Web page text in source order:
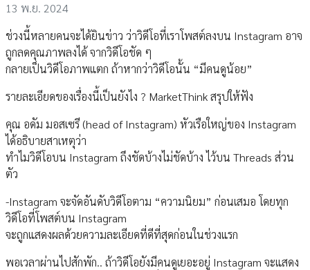
13 พ.ย. 2024
ช่วงนี้หลายคนจะได้ยินข่าว ว่าวิดีโอที่เราโพสต์ลงบน Instagram อาจ
ถูกลดคุณภาพลงได้ จากวิดีโอชัด ๆ
กลายเป็นวิดีโอภาพแตก ถ้าหากว่าวิดีโอนั้น “มีคนดูน้อย”
รายละเอียดของเรื่องนี้เป็นยังไง ? MarketThink สรุปให้ฟัง
คุณ อดัม มอสเซรี (head of Instagram) หัวเรือใหญ่ของ Instagram
ได้อธิบายสาเหตุว่า
ทำไมวิดีโอบน Instagram ถึงชัดบ้างไม่ชัดบ้าง ไว้บน Threads ส่วน
ตัว
-Instagram จะจัดอันดับวิดีโอตาม “ความนิยม” ก่อนเสมอ โดยทุก
วิดีโอที่โพสต์บน Instagram
จะถูกแสดงผลด้วยความละเอียดที่ดีที่สุดก่อนในช่วงแรก
พอเวลาผ่านไปสักพัก.. ถ้าวิดีโอยังมีคนดูเยอะอยู่ Instagram จะแสดง